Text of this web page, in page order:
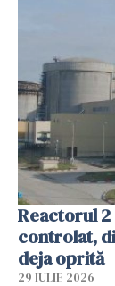
Reactorul
controlat,
deja oprită
29 IULIE 2026